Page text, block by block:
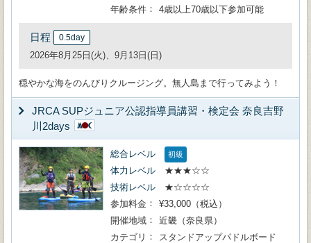
年齢条件
4歳以上70歳以下参加可能
日程 0.5day
2026年8月25日(火)、9月13日(日)
穏やかな海をのんびりクルージング。無人島まで行ってみよう！
JRCA SUPジュニア公認指導員講習・検定会 奈良吉野
川2days
総合レベル 初級
体力レベル
★★★☆☆
技術レベル
★☆☆☆☆
参加料金
¥33,000（税込）
開催地域
近畿（奈良県）
カテゴリ
スタンドアップパドルボード